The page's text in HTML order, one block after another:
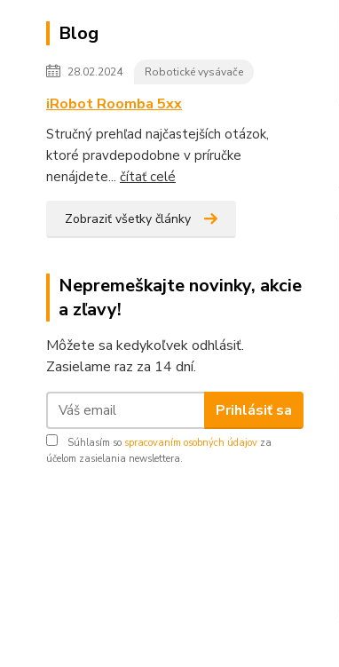
Blog
28.02.2024 Robotické vysávače
iRobot Roomba 5xx
Stručný prehľad najčastejších otázok,
ktoré pravdepodobne v príručke
nenájdete... čítať celé
Zobraziť všetky články
Nepremeškajte novinky, akcie
a zľavy!
Môžete sa kedykoľvek odhlásiť.
Zasielame raz za 14 dní.
Prihlásiť sa
Súhlasím so spracovaním osobných údajov za
účelom zasielania newslettera.